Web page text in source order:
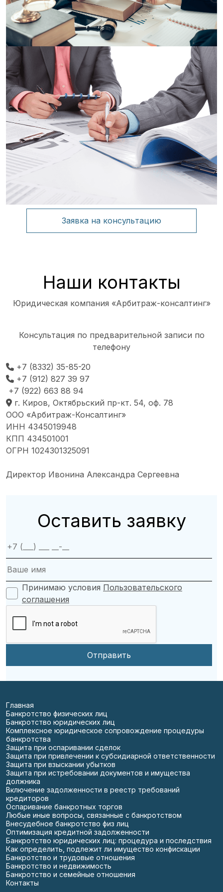
Заявка на консультацию
Наши контакты
Юридическая компания «Арбитраж-консалтинг»
Консультация по предварительной записи по
телефону
+7 (8332) 35-85-20
+7 (912) 827 39 97
+7 (922) 663 88 94
г. Киров, Октябрьский пр-кт. 54, оф. 78
ООО «Арбитраж-Консалтинг»
ИНН 4345019948
КПП 434501001
ОГРН 1024301325091
Директор Ивонина Александра Сергеевна
Оставить заявку
Принимаю условия Пользовательского
соглашения
Главная
Банкротство физических лиц
Банкротство юридических лиц
Комплексное юридическое сопровождение процедуры
банкротства
Защита при оспаривании сделок
Защита при привлечении к субсидиарной ответственности
Защита при взыскании убытков
Защита при истребовании документов и имущества
должника
Включение задолженности в реестр требований
кредиторов
Оспаривание банкротных торгов
Любые иные вопросы, связанные с банкротством
Внесудебное банкротство физ лиц
Оптимизация кредитной задолженности
Банкротство юридических лиц: процедура и последствия
Как определить, подлежит ли имущество конфискации
Банкротство и трудовые отношения
Банкротство и недвижимость
Банкротство и семейные отношения
Контакты